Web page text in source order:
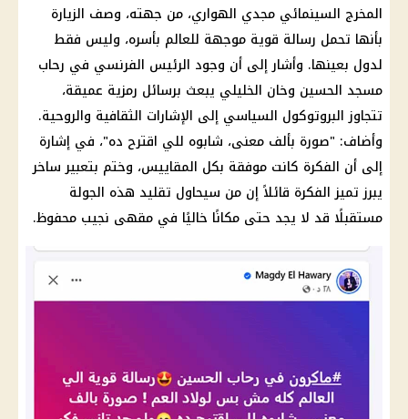
المخرج السينمائي مجدي الهواري، من جهته، وصف الزيارة
بأنها تحمل رسالة قوية موجهة للعالم بأسره، وليس فقط
لدول بعينها. وأشار إلى أن وجود الرئيس الفرنسي في رحاب
مسجد الحسين وخان الخليلي يبعث برسائل رمزية عميقة،
تتجاوز البروتوكول السياسي إلى الإشارات الثقافية والروحية.
وأضاف: "صورة بألف معنى، شابوه للي اقترح ده"، في إشارة
إلى أن الفكرة كانت موفقة بكل المقاييس، وختم بتعبير ساخر
يبرز تميز الفكرة قائلاً إن من سيحاول تقليد هذه الجولة
مستقبلًا قد لا يجد حتى مكانًا خاليًا في مقهى نجيب محفوظ.